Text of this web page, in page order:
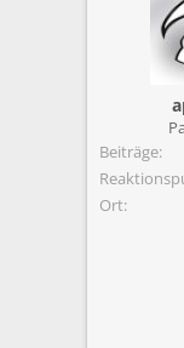
Beiträge
Ort